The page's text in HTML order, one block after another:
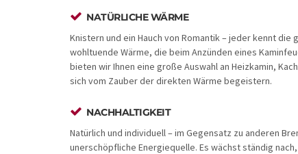
NATÜRLICHE WÄRME
Knistern und ein Hauch von Romantik – jeder kennt
wohltuende Wärme, die beim Anzünden eines
bieten wir Ihnen eine große Auswahl an Heizkamin,
sich vom Zauber der direkten Wärme begeistern.
NACHHALTIGKEIT
Natürlich und individuell – im Gegensatz zu anderen
unerschöpfliche Energiequelle. Es wächst ständig